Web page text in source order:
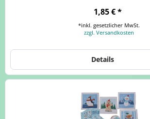
1,85 € *
*inkl. gesetzlicher MwSt.
zzgl. Versandkosten
Details